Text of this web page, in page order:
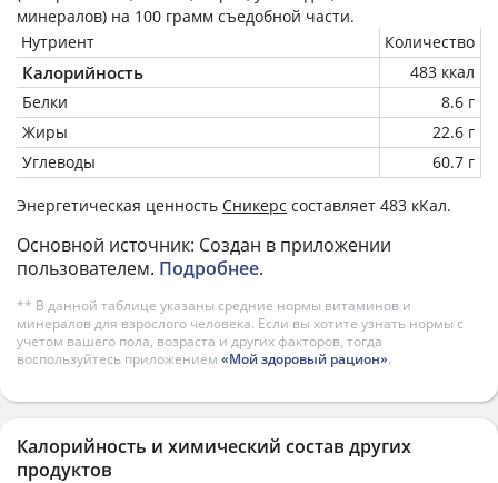
минералов) на 100 грамм съедобной части.
Нутриент
Количество
Калорийность
483 ккал
Белки
8.6 г
Жиры
22.6 г
Углеводы
60.7 г
Энергетическая ценность Сникерс составляет 483 кКал.
Основной источник: Создан в приложении
пользователем. Подробнее.
** В данной таблице указаны средние нормы витаминов и
минералов для взрослого человека. Если вы хотите узнать нормы с
учетом вашего пола, возраста и других факторов, тогда
воспользуйтесь приложением «Мой здоровый рацион».
Калорийность и химический состав других
продуктов